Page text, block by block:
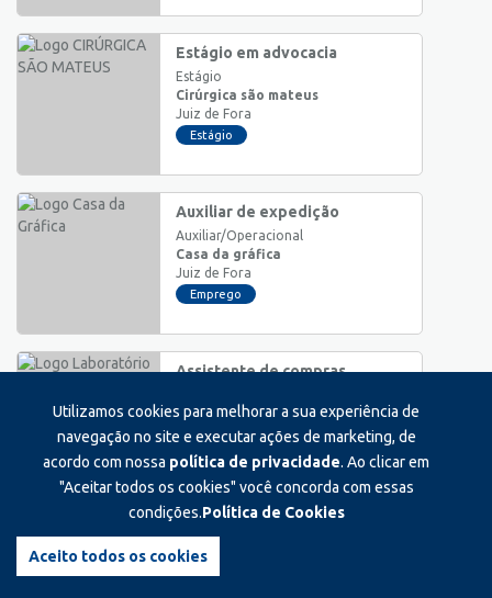
Estágio em advocacia
Estágio
Cirúrgica são mateus
Juiz de Fora
Estágio
Auxiliar de expedição
Auxiliar/Operacional
Casa da gráfica
Juiz de Fora
Emprego
Assistente de compras
Laboratório côrtes villela ltda.
Juiz de Fora
Emprego
administração
Utilizamos cookies para melhorar a sua experiência de
navegação no site e executar ações de marketing, de
acordo com nossa política de privacidade. Ao clicar em
"Aceitar todos os cookies" você concorda com essas
condições.Política de Cookies
Aceito todos os cookies